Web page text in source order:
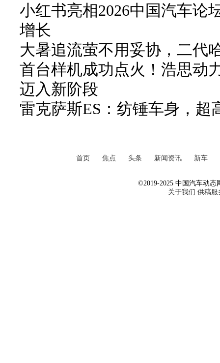
小红书亮相2026中国汽车论
增长
大暑追流萤不用妥协，二代
首台样机成功点火！浩思动
迈入新阶段
雷克萨斯ES：纺锤车身，超
首页 焦点 头条 新闻资讯 新车
©2019-2025 中国汽车动态
关于我们 供稿服